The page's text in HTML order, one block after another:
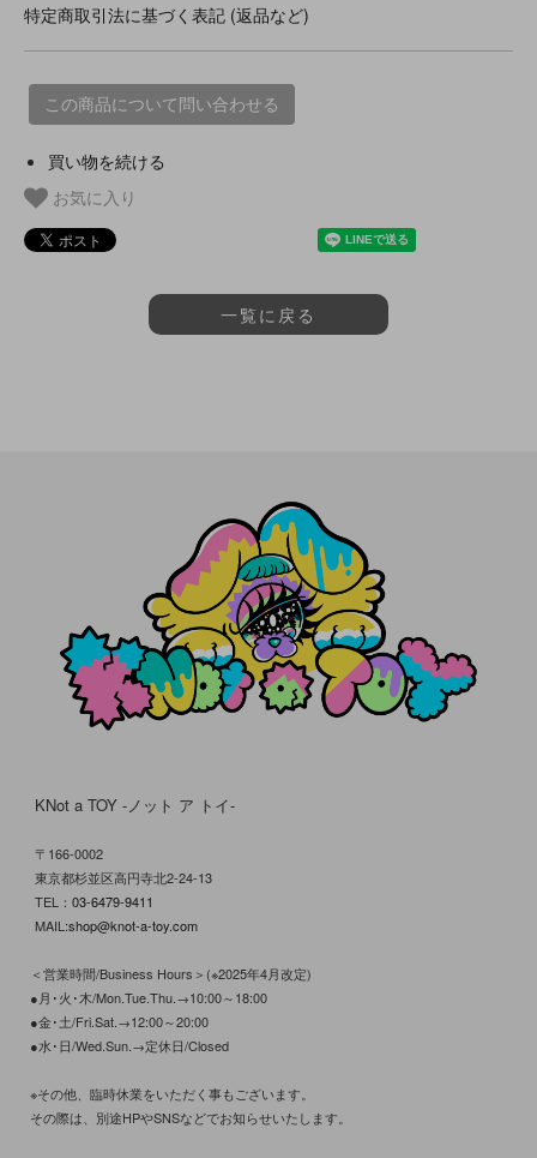
特定商取引法に基づく表記 (返品など)
この商品について問い合わせる
買い物を続ける
お気に入り
一覧に戻る
KNot a TOY -ノット ア トイ-
〒166-0002
東京都杉並区高円寺北2-24-13
TEL： 03-6479-9411
MAIL:shop@knot-a-toy.com
＜営業時間/Business Hours＞(※2025年4月改定)
●月･火･木/Mon.Tue.Thu.→10:00～18:00
●金･土/Fri.Sat.→12:00～20:00
●水･日/Wed.Sun.→定休日/Closed
※その他、臨時休業をいただく事もございます。
その際は、別途HPやSNSなどでお知らせいたします。